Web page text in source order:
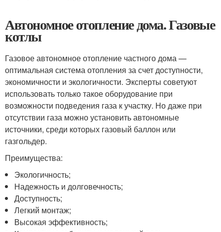
Автономное отопление дома. Газовые
котлы
Газовое автономное отопление частного дома —
оптимальная система отопления за счет доступности,
экономичности и экологичности. Эксперты советуют
использовать только такое оборудование при
возможности подведения газа к участку. Но даже при
отсутствии газа можно установить автономные
источники, среди которых газовый баллон или
газгольдер.
Преимущества:
Экологичность;
Надежность и долговечность;
Доступность;
Легкий монтаж;
Высокая эффективность;